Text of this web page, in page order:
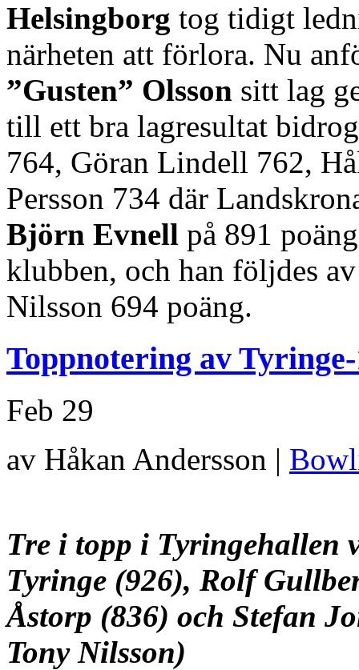
Helsingborg tog tidigt
närheten att förlora. Nu
”Gusten” Olsson sitt lag
till ett bra lagresultat
764, Göran Lindell 762,
Persson 734 där
Björn Evnell på 891
klubben, och han följdes
Nilsson 694 poäng.
Toppnotering av
Feb 29
av Håkan Andersson |
Tre i topp i Tyringehallen
Tyringe (926), Rolf
Åstorp (836) och Stefan
Tony Nilsson)